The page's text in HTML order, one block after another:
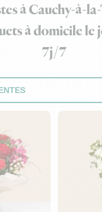
à Cauchy-à-
à domicile le
7j/7